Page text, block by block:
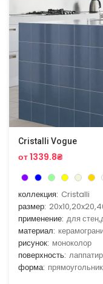
Cristalli Vogue
от 1339.8₴
коллекция: Cristalli
размер:
применение: для
материал:
рисунок: моноколор
поверхность:
форма: